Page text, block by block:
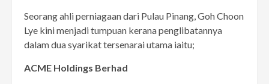
Seorang ahli perniagaan dari Pulau Pinang, Goh Choon
Lye kini menjadi tumpuan kerana penglibatannya
dalam dua syarikat tersenarai utama iaitu;
ACME Holdings Berhad